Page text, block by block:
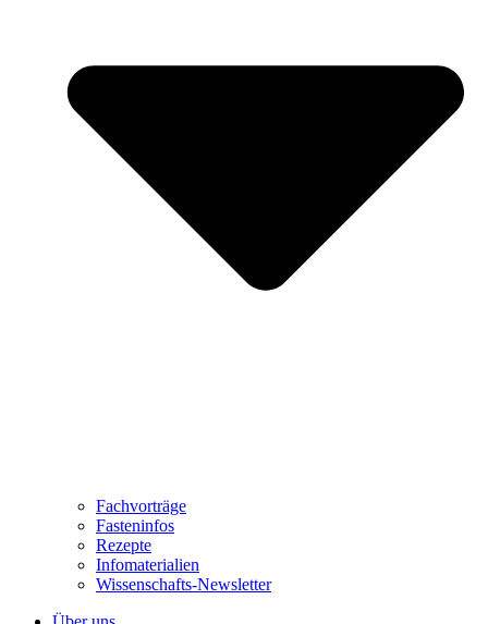
Fachvorträge
Fasteninfos
Rezepte
Infomaterialien
Wissenschafts-Newsletter